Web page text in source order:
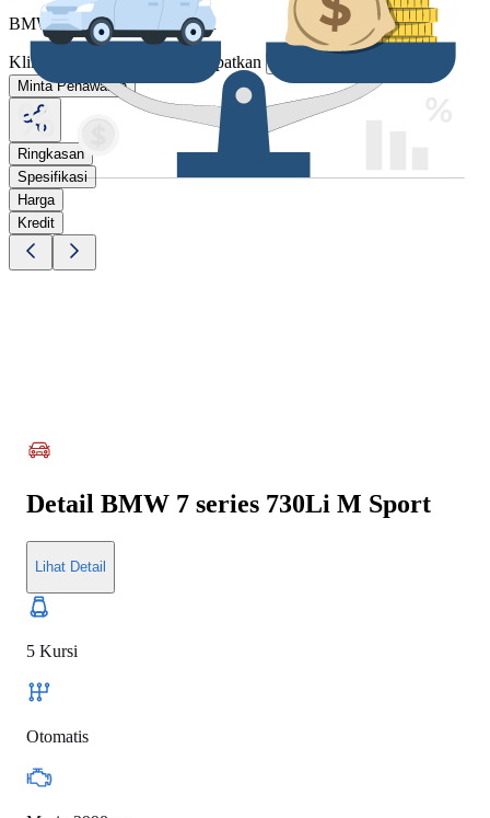
BMW 7 series 730Li M Sport
Klik Simulasi Kredit untuk dapatkan
Minta Penawaran
Ringkasan
Spesifikasi
Harga
Kredit
Detail BMW 7 series 730Li M Sport
Lihat Detail
5 Kursi
Otomatis